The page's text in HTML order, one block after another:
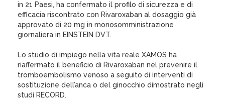
in 21 Paesi, ha confermato il profilo di sicurezza e di
efficacia riscontrato con Rivaroxaban al dosaggio già
approvato di 20 mg in monosomministrazione
giornaliera in EINSTEIN DVT.
Lo studio di impiego nella vita reale XAMOS ha
riaffermato il beneficio di Rivaroxaban nel prevenire il
tromboembolismo venoso a seguito di interventi di
sostituzione dell’anca o del ginocchio dimostrato negli
studi RECORD.